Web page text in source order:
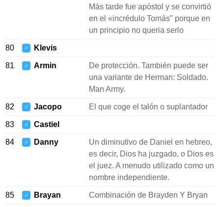
Más tarde fue apóstol y se convirtió
en el «incrédulo Tomás" porque en
un principio no queria serlo
80 ♂ Klevis
81 ♂ Armin
De protección. También puede ser
una variante de Herman: Soldado.
Man Army.
82 ♂ Jacopo El que coge el talón o suplantador
83 ♂ Castiel
84 ♂ Danny
Un diminutivo de Daniel en hebreo,
es decir, Dios ha juzgado, o Dios es
el juez. A menudo utilizado como un
nombre independiente.
85 ♂ Brayan Combinación de Brayden Y Bryan